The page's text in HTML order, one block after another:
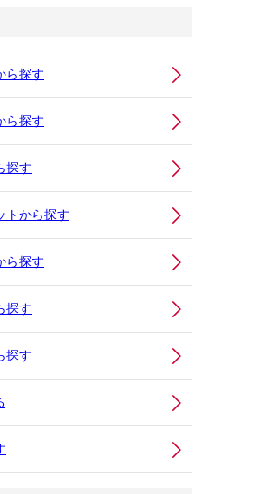
ら探す
ら探す
探す
トから探す
ら探す
探す
探す